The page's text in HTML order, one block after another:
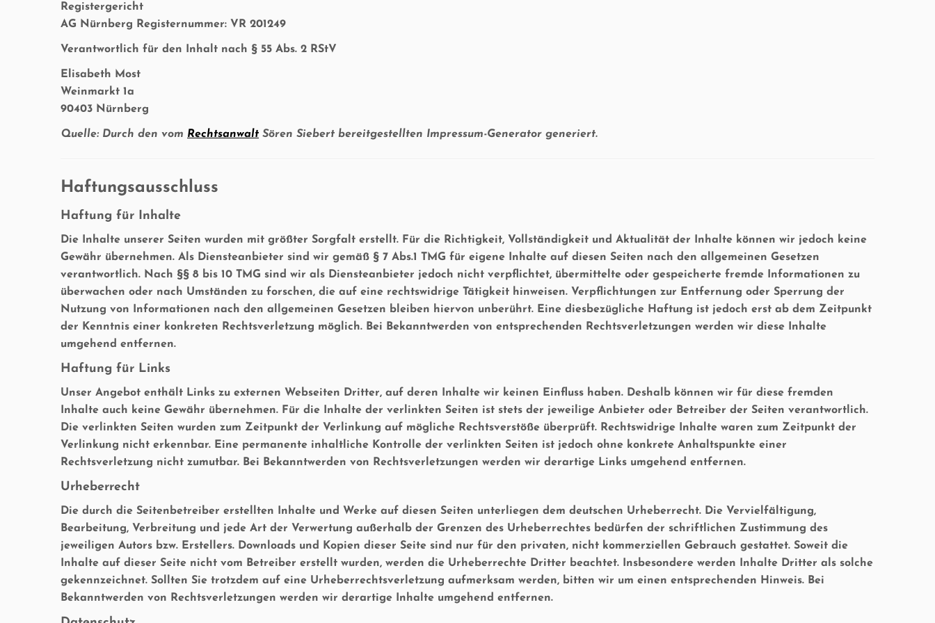
Registergericht
AG Nürnberg Registernummer: VR 201249
Verantwortlich für den Inhalt nach § 55 Abs. 2 RStV
Elisabeth Most
Weinmarkt 1a
90403 Nürnberg
Quelle: Durch den vom Rechtsanwalt Sören Siebert bereitgestellten Impressum-Generator generiert.
Haftungsausschluss
Haftung für Inhalte
Die Inhalte unserer Seiten wurden mit größter Sorgfalt erstellt. Für die Richtigkeit, Vollständigkeit und Aktualität der Inhalte können wir jedoch keine
Gewähr übernehmen. Als Diensteanbieter sind wir gemäß § 7 Abs.1 TMG für eigene Inhalte auf diesen Seiten nach den allgemeinen Gesetzen
verantwortlich. Nach §§ 8 bis 10 TMG sind wir als Diensteanbieter jedoch nicht verpflichtet, übermittelte oder gespeicherte fremde Informationen zu
überwachen oder nach Umständen zu forschen, die auf eine rechtswidrige Tätigkeit hinweisen. Verpflichtungen zur Entfernung oder Sperrung der
Nutzung von Informationen nach den allgemeinen Gesetzen bleiben hiervon unberührt. Eine diesbezügliche Haftung ist jedoch erst ab dem Zeitpunkt
der Kenntnis einer konkreten Rechtsverletzung möglich. Bei Bekanntwerden von entsprechenden Rechtsverletzungen werden wir diese Inhalte
umgehend entfernen.
Haftung für Links
Unser Angebot enthält Links zu externen Webseiten Dritter, auf deren Inhalte wir keinen Einfluss haben. Deshalb können wir für diese fremden
Inhalte auch keine Gewähr übernehmen. Für die Inhalte der verlinkten Seiten ist stets der jeweilige Anbieter oder Betreiber der Seiten verantwortlich.
Die verlinkten Seiten wurden zum Zeitpunkt der Verlinkung auf mögliche Rechtsverstöße überprüft. Rechtswidrige Inhalte waren zum Zeitpunkt der
Verlinkung nicht erkennbar. Eine permanente inhaltliche Kontrolle der verlinkten Seiten ist jedoch ohne konkrete Anhaltspunkte einer
Rechtsverletzung nicht zumutbar. Bei Bekanntwerden von Rechtsverletzungen werden wir derartige Links umgehend entfernen.
Urheberrecht
Die durch die Seitenbetreiber erstellten Inhalte und Werke auf diesen Seiten unterliegen dem deutschen Urheberrecht. Die Vervielfältigung,
Bearbeitung, Verbreitung und jede Art der Verwertung außerhalb der Grenzen des Urheberrechtes bedürfen der schriftlichen Zustimmung des
jeweiligen Autors bzw. Erstellers. Downloads und Kopien dieser Seite sind nur für den privaten, nicht kommerziellen Gebrauch gestattet. Soweit die
Inhalte auf dieser Seite nicht vom Betreiber erstellt wurden, werden die Urheberrechte Dritter beachtet. Insbesondere werden Inhalte Dritter als solche
gekennzeichnet. Sollten Sie trotzdem auf eine Urheberrechtsverletzung aufmerksam werden, bitten wir um einen entsprechenden Hinweis. Bei
Bekanntwerden von Rechtsverletzungen werden wir derartige Inhalte umgehend entfernen.